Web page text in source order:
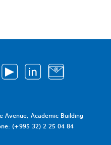
Avenue, Academic Building
(+995 32) 2 25 04 84